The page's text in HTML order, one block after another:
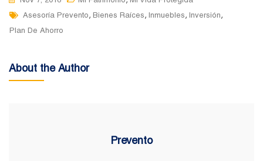
Tags
Asesoría Prevento, Bienes Raíces, Inmuebles, Inversión,
Plan De Ahorro
About the Author
Prevento